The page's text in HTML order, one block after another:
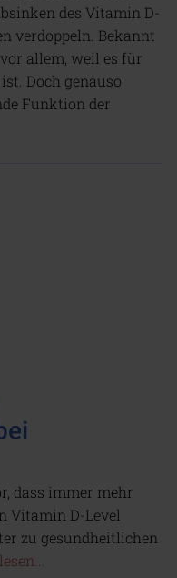
des Vitamin D-
verdoppeln. Bekannt
allem, weil es für
Doch genauso
Funktion der
dass immer mehr
Vitamin D-Level
zu gesundheitlichen